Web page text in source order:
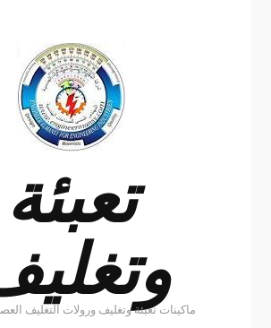
تعبئة
ماكينات تعبئة وتغليف ورولات التغليف